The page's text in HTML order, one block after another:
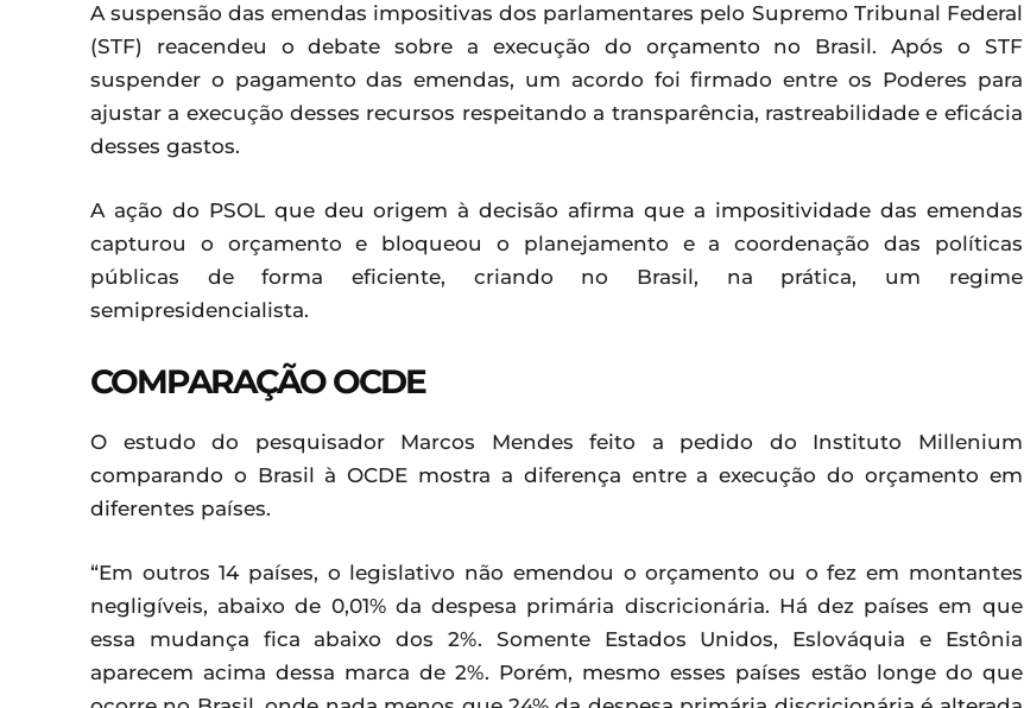
A suspensão das emendas impositivas dos parlamentares pelo Supremo Tribunal Federal
(STF) reacendeu o debate sobre a execução do orçamento no Brasil. Após o STF
suspender o pagamento das emendas, um acordo foi firmado entre os Poderes para
ajustar a execução desses recursos respeitando a transparência, rastreabilidade e eficácia
desses gastos.
A ação do PSOL que deu origem à decisão afirma que a impositividade das emendas
capturou o orçamento e bloqueou o planejamento e a coordenação das políticas
públicas de forma eficiente, criando no Brasil, na prática, um regime
semipresidencialista.
COMPARAÇÃO OCDE
O estudo do pesquisador Marcos Mendes feito a pedido do Instituto Millenium
comparando o Brasil à OCDE mostra a diferença entre a execução do orçamento em
diferentes países.
“Em outros 14 países, o legislativo não emendou o orçamento ou o fez em montantes
negligíveis, abaixo de 0,01% da despesa primária discricionária. Há dez países em que
essa mudança fica abaixo dos 2%. Somente Estados Unidos, Eslováquia e Estônia
aparecem acima dessa marca de 2%. Porém, mesmo esses países estão longe do que